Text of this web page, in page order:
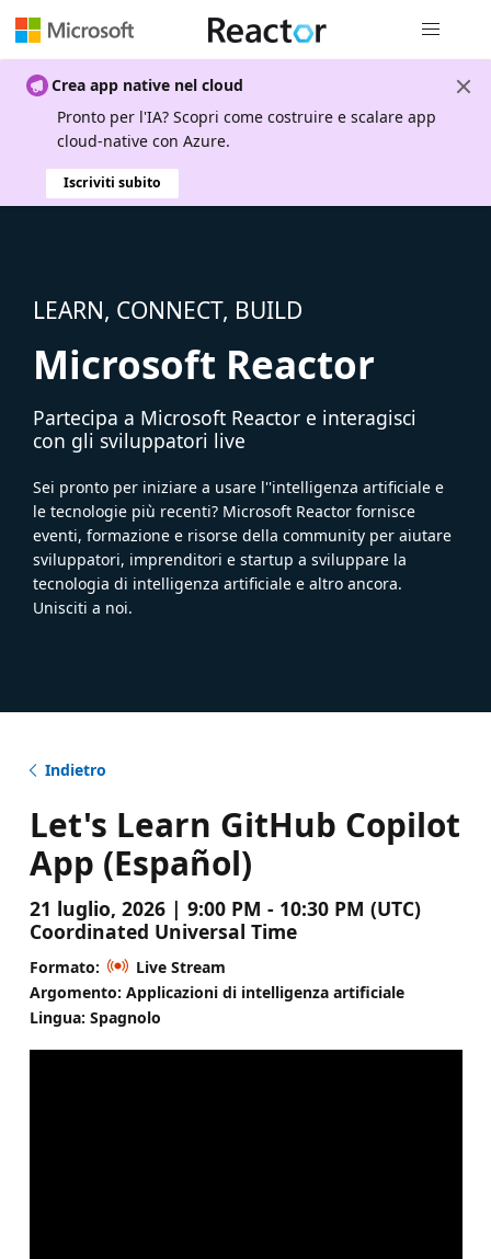
Crea app native nel cloud
Pronto per l'IA? Scopri come costruire e scalare app
cloud-native con Azure.
Iscriviti subito
LEARN, CONNECT, BUILD
Microsoft Reactor
Partecipa a Microsoft Reactor e interagisci
con gli sviluppatori live
Sei pronto per iniziare a usare l''intelligenza artificiale e
le tecnologie più recenti? Microsoft Reactor fornisce
eventi, formazione e risorse della community per aiutare
sviluppatori, imprenditori e startup a sviluppare la
tecnologia di intelligenza artificiale e altro ancora.
Unisciti a noi.
Indietro
Let's Learn GitHub Copilot
App (Español)
21 luglio, 2026 | 9:00 PM - 10:30 PM (UTC)
Coordinated Universal Time
Formato:
Live Stream
Argomento: Applicazioni di intelligenza artificiale
Lingua: Spagnolo